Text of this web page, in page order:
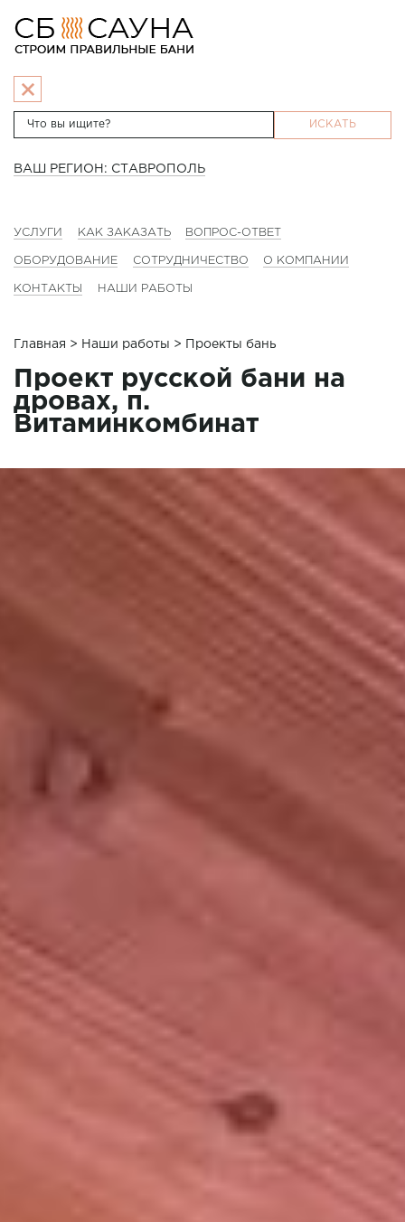
ИСКАТЬ
ВАШ РЕГИОН: СТАВРОПОЛЬ
УСЛУГИ КАК ЗАКАЗАТЬ ВОПРОС-ОТВЕТ
ОБОРУДОВАНИЕ СОТРУДНИЧЕСТВО О КОМПАНИИ
КОНТАКТЫ НАШИ РАБОТЫ
Главная > Наши работы > Проекты бань
Проект русской бани на
дровах, п.
Витаминкомбинат